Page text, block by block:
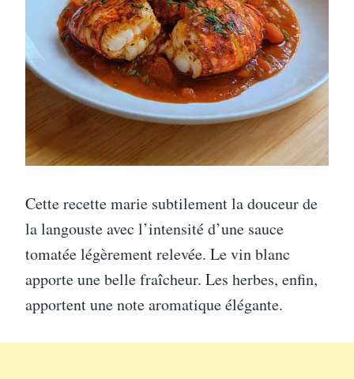
Cette recette marie subtilement la douceur de
la langouste avec l’intensité d’une sauce
tomatée légèrement relevée. Le vin blanc
apporte une belle fraîcheur. Les herbes, enfin,
apportent une note aromatique élégante.